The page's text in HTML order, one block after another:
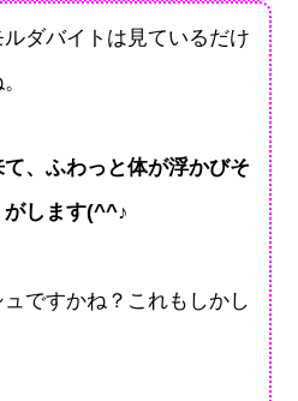
ダバイトは見ているだけ
、ふわっと体が浮かびそ
がします(^^♪
ですかね？これもしかし